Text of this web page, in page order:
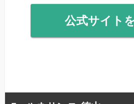
公式サイト